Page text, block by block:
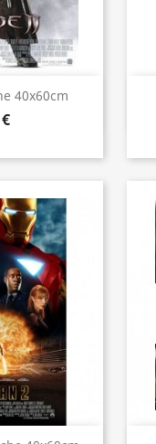
40x60cm
rapide